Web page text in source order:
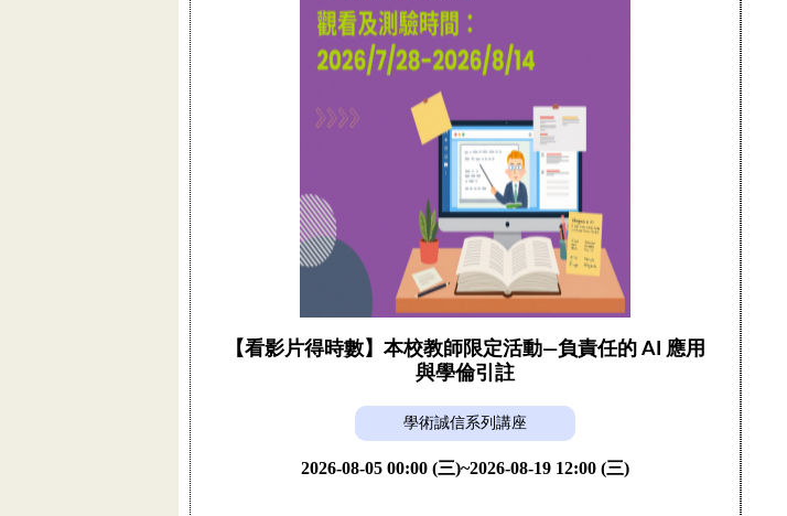
【看影片得時數】本校教師限定活動—負責任的 AI 應用
與學倫引註
學術誠信系列講座
2026-08-05 00:00 (三)~2026-08-19 12:00 (三)